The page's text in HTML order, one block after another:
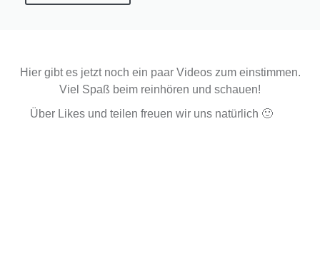
Hier gibt es jetzt noch ein paar Videos zum einstimmen.
Viel Spaß beim reinhören und schauen!
Über Likes und teilen freuen wir uns natürlich 🙂